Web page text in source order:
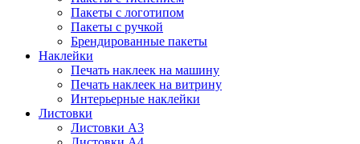
Пакеты с логотипом
Пакеты с ручкой
Брендированные пакеты
Наклейки
Печать наклеек на машину
Печать наклеек на витрину
Интерьерные наклейки
Листовки
Листовки А3